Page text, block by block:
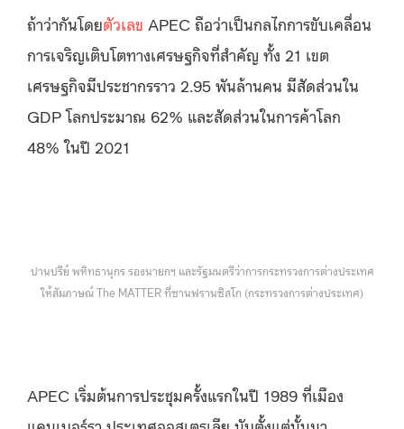
ถ้าว่ากันโดยตัวเลข APEC ถือว่าเป็นกลไกการขับเคลื่อน
การเจริญเติบโตทางเศรษฐกิจที่สำคัญ ทั้ง 21 เขต
เศรษฐกิจมีประชากรราว 2.95 พันล้านคน มีสัดส่วนใน
GDP โลกประมาณ 62% และสัดส่วนในการค้าโลก
48% ในปี 2021
ปานปรีย์ พหิทธานุกร รองนายกฯ และรัฐมนตรีว่าการกระทรวงการต่างประเทศ
ให้สัมภาษณ์ The MATTER ที่ซานฟรานซิสโก (กระทรวงการต่างประเทศ)
APEC เริ่มต้นการประชุมครั้งแรกในปี 1989 ที่เมือง